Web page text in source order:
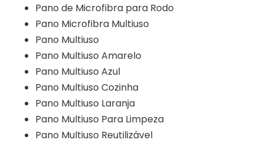
Pano de Microfibra para Rodo
Pano Microfibra Multiuso
Pano Multiuso
Pano Multiuso Amarelo
Pano Multiuso Azul
Pano Multiuso Cozinha
Pano Multiuso Laranja
Pano Multiuso Para Limpeza
Pano Multiuso Reutilizável